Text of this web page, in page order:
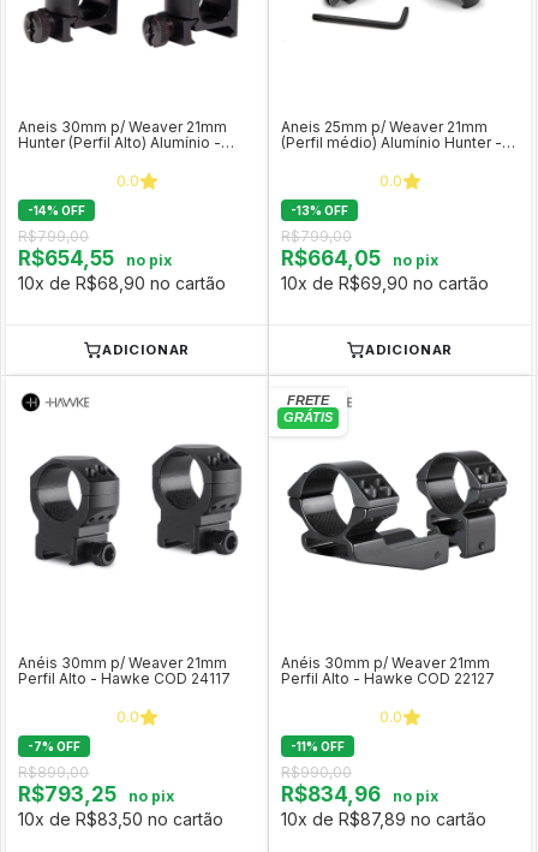
Aneis 30mm p/ Weaver 21mm
Hunter (Perfil Alto) Alumínio -
0.0
-14% OFF
R$799,00
R$654,55 no pix
10x de R$68,90 no cartão
ADICIONAR
Aneis 25mm p/ Weaver 21mm
(Perfil médio) Alumínio Hunter -
0.0
-13% OFF
R$799,00
R$664,05 no pix
10x de R$69,90 no cartão
ADICIONAR
Anéis 30mm p/ Weaver 21mm
Perfil Alto - Hawke COD 24117
0.0
-7% OFF
R$899,00
R$793,25 no pix
10x de R$83,50 no cartão
Anéis 30mm p/ Weaver 21mm
Perfil Alto - Hawke COD 22127
0.0
-11% OFF
R$990,00
R$834,96 no pix
10x de R$87,89 no cartão